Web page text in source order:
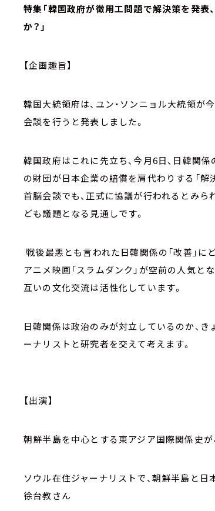
特集「韓国政府が徴用工問題で解決策を発表
か？」
【企画趣旨】
韓国大統領府は、ユン・ソンニョル大統領が
会談を行うと発表しました。
韓国政府はこれに先立ち、今月6日、日韓関
の財団が日本企業の賠償を肩代わりする「解
首脳会談でも、正式に協議が行われるとみら
ども議題となる見通しです。
戦後最悪とも言われた日韓関係の「改善」
アニメ映画「スラムダンク」が空前の人気と
互いの文化交流は活性化しています。
日韓関係は政治のみが対立しているのか、き
ーナリストと研究者を交えて考えます。
【出演】
朝鮮半島を中心とする東アジア国際関係史
ソウル在住ジャーナリストで、朝鮮半島と日
徐台教さん